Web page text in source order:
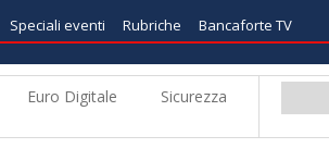
Speciali eventi Rubriche Bancaforte TV
Euro Digitale
Sicurezza